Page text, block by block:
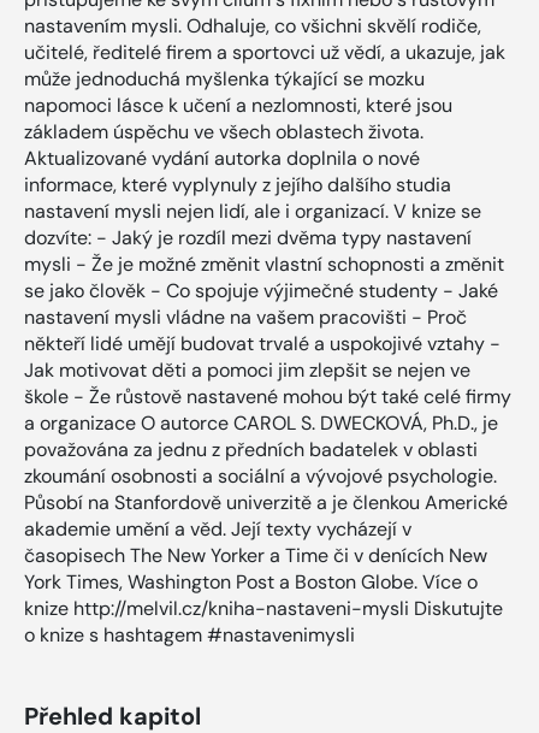
nastavením mysli. Odhaluje, co všichni skvělí rodiče,
učitelé, ředitelé firem a sportovci už vědí, a ukazuje, jak
může jednoduchá myšlenka týkající se mozku
napomoci lásce k učení a nezlomnosti, které jsou
základem úspěchu ve všech oblastech života.
Aktualizované vydání autorka doplnila o nové
informace, které vyplynuly z jejího dalšího studia
nastavení mysli nejen lidí, ale i organizací. V knize se
dozvíte: - Jaký je rozdíl mezi dvěma typy nastavení
mysli - Že je možné změnit vlastní schopnosti a změnit
se jako člověk - Co spojuje výjimečné studenty - Jaké
nastavení mysli vládne na vašem pracovišti - Proč
někteří lidé umějí budovat trvalé a uspokojivé vztahy -
Jak motivovat děti a pomoci jim zlepšit se nejen ve
škole - Že růstově nastavené mohou být také celé firmy
a organizace O autorce CAROL S. DWECKOVÁ, Ph.D., je
považována za jednu z předních badatelek v oblasti
zkoumání osobnosti a sociální a vývojové psychologie.
Působí na Stanfordově univerzitě a je členkou Americké
akademie umění a věd. Její texty vycházejí v
časopisech The New Yorker a Time či v denících New
York Times, Washington Post a Boston Globe. Více o
knize http://melvil.cz/kniha-nastaveni-mysli Diskutujte
o knize s hashtagem #nastavenimysli
Přehled kapitol